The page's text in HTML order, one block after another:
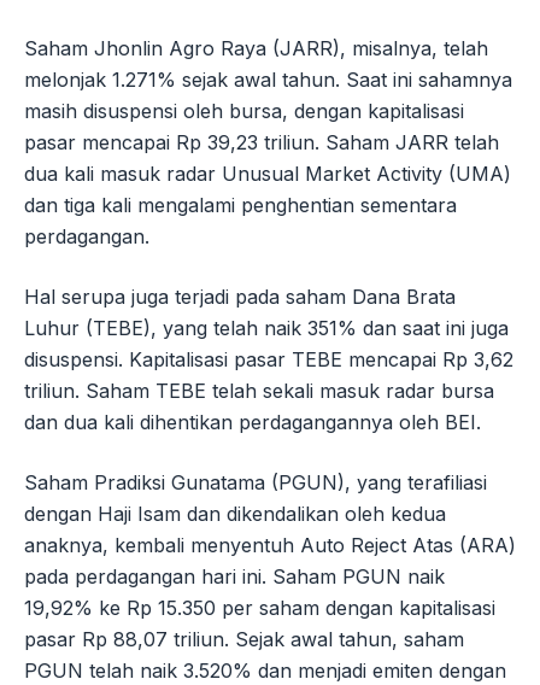
Saham Jhonlin Agro Raya (JARR), misalnya, telah
melonjak 1.271% sejak awal tahun. Saat ini sahamnya
masih disuspensi oleh bursa, dengan kapitalisasi
pasar mencapai Rp 39,23 triliun. Saham JARR telah
dua kali masuk radar Unusual Market Activity (UMA)
dan tiga kali mengalami penghentian sementara
perdagangan.
Hal serupa juga terjadi pada saham Dana Brata
Luhur (TEBE), yang telah naik 351% dan saat ini juga
disuspensi. Kapitalisasi pasar TEBE mencapai Rp 3,62
triliun. Saham TEBE telah sekali masuk radar bursa
dan dua kali dihentikan perdagangannya oleh BEI.
Saham Pradiksi Gunatama (PGUN), yang terafiliasi
dengan Haji Isam dan dikendalikan oleh kedua
anaknya, kembali menyentuh Auto Reject Atas (ARA)
pada perdagangan hari ini. Saham PGUN naik
19,92% ke Rp 15.350 per saham dengan kapitalisasi
pasar Rp 88,07 triliun. Sejak awal tahun, saham
PGUN telah naik 3.520% dan menjadi emiten dengan